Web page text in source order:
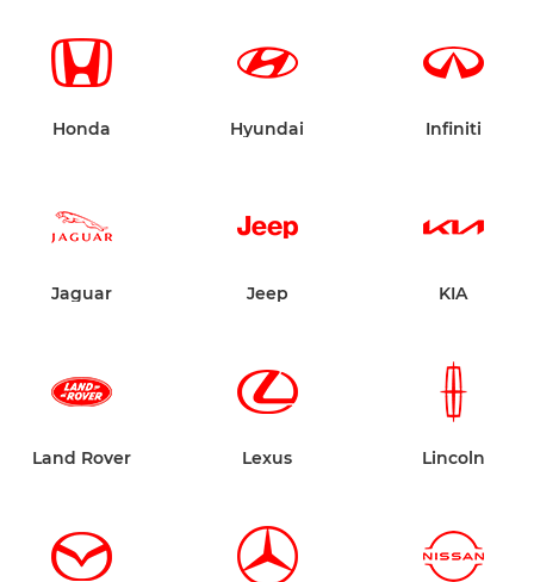
Honda Hyundai Infiniti
Jaguar Jeep KIA
Land Rover Lexus Lincoln